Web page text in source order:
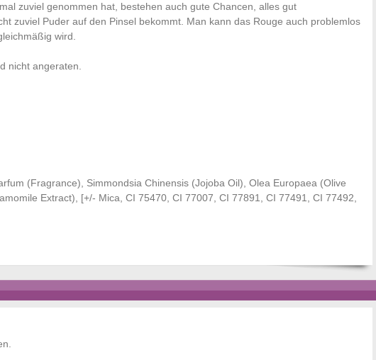
zuviel genommen hat, bestehen auch gute Chancen, alles gut
zuviel Puder auf den Pinsel bekommt. Man kann das Rouge auch problemlos
wird.
nicht angeraten.
(Fragrance), Simmondsia Chinensis (Jojoba Oil), Olea Europaea (Olive
Extract), [+/- Mica, CI 75470, CI 77007, CI 77891, CI 77491, CI 77492,